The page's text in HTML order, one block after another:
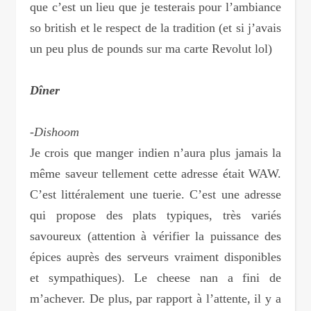
que c’est un lieu que je testerais pour l’ambiance
so british et le respect de la tradition (et si j’avais
un peu plus de pounds sur ma carte Revolut lol)
Dîner
-Dishoom
Je crois que manger indien n’aura plus jamais la
même saveur tellement cette adresse était WAW.
C’est littéralement une tuerie. C’est une adresse
qui propose des plats typiques, très variés
savoureux (attention à vérifier la puissance des
épices auprès des serveurs vraiment disponibles
et sympathiques). Le cheese nan a fini de
m’achever. De plus, par rapport à l’attente, il y a